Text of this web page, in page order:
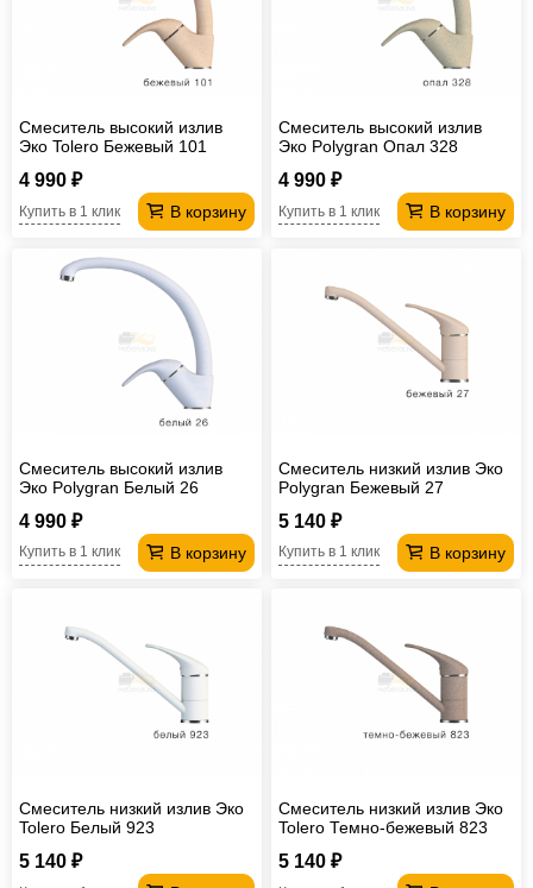
Смеситель высокий излив
Эко Tolero Бежевый 101
4 990 ₽
В корзину
Купить в 1 клик
Смеситель высокий излив
Эко Polygran Опал 328
4 990 ₽
В корзину
Купить в 1 клик
Смеситель высокий излив
Эко Polygran Белый 26
4 990 ₽
В корзину
Купить в 1 клик
Смеситель низкий излив Эко
Polygran Бежевый 27
5 140 ₽
В корзину
Купить в 1 клик
Смеситель низкий излив Эко
Tolero Белый 923
5 140 ₽
Смеситель низкий излив Эко
Tolero Темно-бежевый 823
5 140 ₽